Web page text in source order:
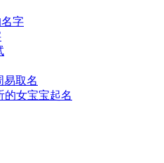
字
易取名
的女宝宝起名